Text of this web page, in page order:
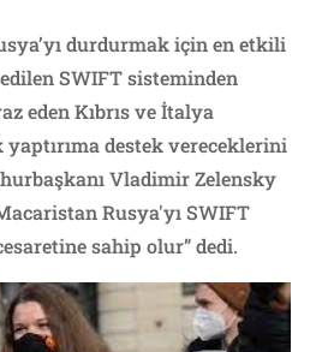
durdurmak için en etkili
SWIFT sisteminden
eden Kıbrıs ve İtalya
yaptırıma destek vereceklerini
Vladimir Zelensky
Rusya'yı SWIFT
sahip olur” dedi.